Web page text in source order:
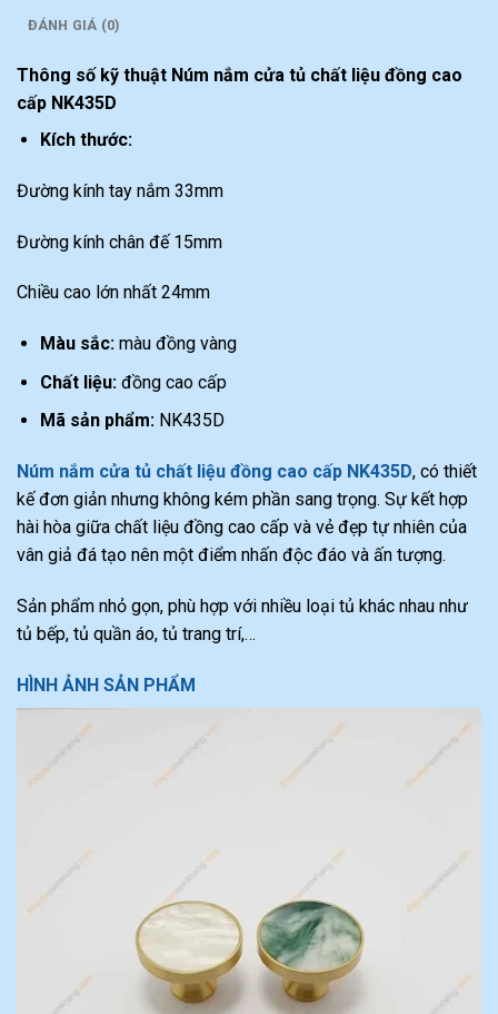
ĐÁNH GIÁ (0)
Thông số kỹ thuật Núm nắm cửa tủ chất liệu đồng cao
cấp NK435D
Kích thước:
Đường kính tay nắm 33mm
Đường kính chân đế 15mm
Chiều cao lớn nhất 24mm
Màu sắc:màu đồng vàng
Chất liệu:đồng cao cấp
Mã sản phẩm:NK435D
Núm nắm cửa tủ chất liệu đồng cao cấp NK435D, có thiết
kế đơn giản nhưng không kém phần sang trọng. Sự kết hợp
hài hòa giữa chất liệu đồng cao cấp và vẻ đẹp tự nhiên của
vân giả đá tạo nên một điểm nhấn độc đáo và ấn tượng.
Sản phẩm nhỏ gọn, phù hợp với nhiều loại tủ khác nhau như
tủ bếp, tủ quần áo, tủ trang trí,…
HÌNH ẢNH SẢN PHẨM